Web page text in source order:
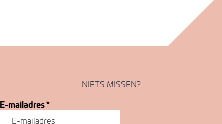
NIETS MISSEN?
E-mailadres*